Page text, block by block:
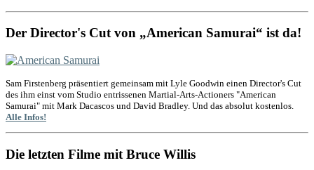
Der Director's Cut von „American Samurai“ ist da!
Sam Firstenberg präsentiert gemeinsam mit Lyle Goodwin einen Director's Cut
des ihm einst vom Studio entrissenen Martial-Arts-Actioners "American
Samurai" mit Mark Dacascos und David Bradley. Und das absolut kostenlos.
Alle Infos!
Die letzten Filme mit Bruce Willis